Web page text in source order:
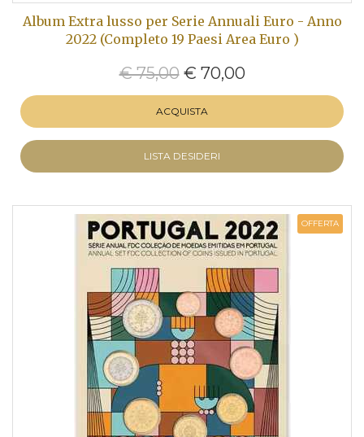
Album Extra lusso per Serie Annuali Euro - Anno
2022 (Completo 19 Paesi Area Euro )
€ 75,00€ 70,00
ACQUISTA
LISTA DESIDERI
OFFERTA